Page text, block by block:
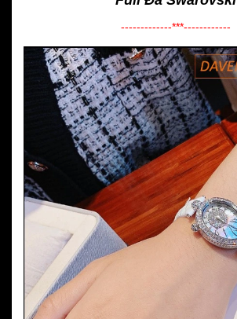
-------------***------------